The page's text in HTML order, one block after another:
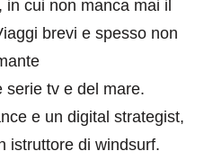
cui non manca mai il
brevi e spesso non
serie tv e del mare.
e un digital strategist,
istruttore di windsurf.